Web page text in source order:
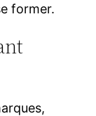
former.